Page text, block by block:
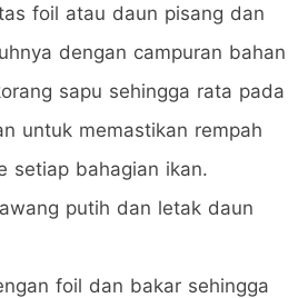
foil atau daun pisang dan
dengan campuran bahan
sapu sehingga rata pada
untuk memastikan rempah
setiap bahagian ikan.
putih dan letak daun
foil dan bakar sehingga